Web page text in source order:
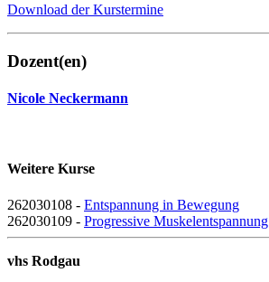
Download der Kurstermine
Dozent(en)
Nicole Neckermann
Weitere Kurse
262030108 - Entspannung in Bewegung
262030109 - Progressive Muskelentspannung
vhs Rodgau